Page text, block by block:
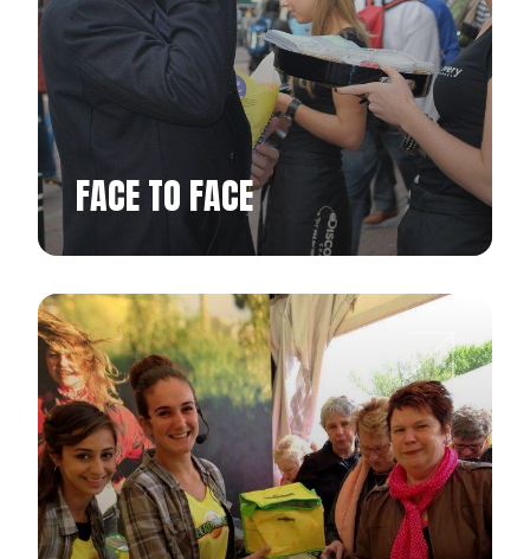
FACE TO FACE